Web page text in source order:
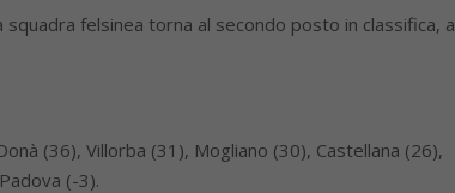
felsinea torna al secondo posto in classifica, a
(36), Villorba (31), Mogliano (30), Castellana (26),
(-3).